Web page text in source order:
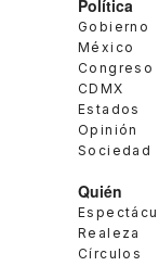
Política
Gobierno
México
Congreso
CDMX
Estados
Opinión
Sociedad
Quién
Realeza
Círculos